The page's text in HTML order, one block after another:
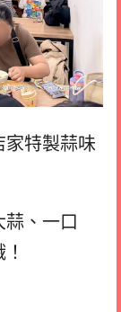
家特製蒜味
、一口